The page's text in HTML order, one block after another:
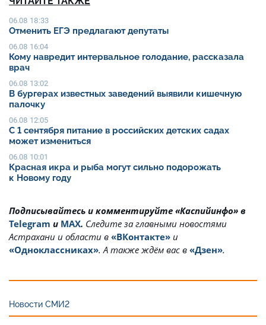
06.08 18:33
Отменить ЕГЭ предлагают депутаты
06.08 16:04
Кому навредит интервальное голодание, рассказала
врач
06.08 13:02
В бургерах известных заведений выявили кишечную
палочку
06.08 12:05
С 1 сентября питание в российских детских садах
может измениться
06.08 10:01
Красная икра и рыба могут сильно подорожать
к Новому году
Подписывайтесь и комментируйте «Каспийинфо» в
Telegram и MAX. Cледите за главными новостями
Астрахани и области в «ВКонтакте» и
«Одноклассниках». А также ждём вас в «Дзен».
Новости СМИ2